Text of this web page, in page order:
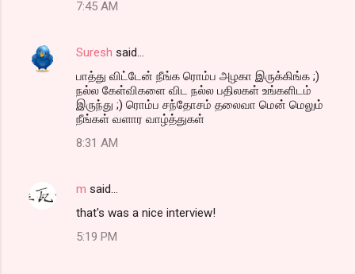
7:45 AM
Suresh said…
பாத்து விட்டேன் நீங்க ரொம்ப அழகா இருக்கிங்க ;)
நல்ல கேள்விகளை விட நல்ல பதிலகள் உங்களிடம்
இருந்து ;) ரொம்ப சந்தோசம் தலைவா மென் மெலும்
நீங்கள் வளார வாழ்த்துகள்
8:31 AM
m said…
that's was a nice interview!
5:19 PM